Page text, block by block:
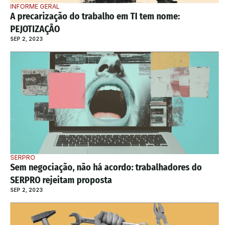
INFORME GERAL
A precarização do trabalho em TI tem nome:
PEJOTIZAÇÃO
SEP 2, 2023
SERPRO
Sem negociação, não há acordo: trabalhadores do
SERPRO rejeitam proposta
SEP 2, 2023